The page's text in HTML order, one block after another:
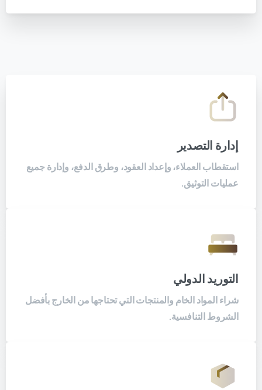
إدارة التصدير
استقطاب العملاء، وإعداد العقود، وطرق الدفع، وإدارة جميع
عمليات التوثيق.
التوريد الدولي
شراء المواد الخام والمنتجات التي تحتاجها من الخارج بأفضل
الشروط التنافسية.